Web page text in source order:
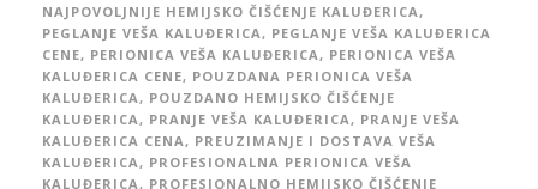
NAJPOVOLJNIJE HEMIJSKO ČIŠĆENJE KALUĐERICA ,
PEGLANJE VEŠA KALUĐERICA , PEGLANJE VEŠA KALUĐERICA
CENE, PERIONICA VEŠA KALUĐERICA , PERIONICA VEŠA
KALUĐERICA CENE, POUZDANA PERIONICA VEŠA
KALUĐERICA , POUZDANO HEMIJSKO ČIŠĆENJE
KALUĐERICA , PRANJE VEŠA KALUĐERICA , PRANJE VEŠA
KALUĐERICA CENA , PREUZIMANJE I DOSTAVA VEŠA
KALUĐERICA , PROFESIONALNA PERIONICA VEŠA
KALUĐERICA , PROFESIONALNO HEMIJSKO ČIŠĆENJE